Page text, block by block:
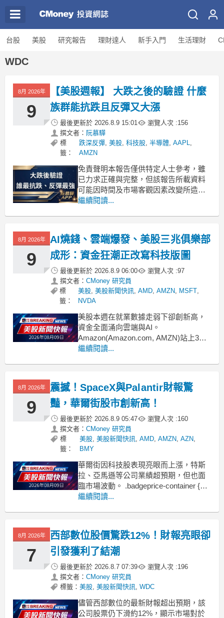
台股 美股 研究報告 理財達人 新手入門 生活理財
WDC
8月 2026年
9
【美股週報】 大跌之後的驗證 什麼
族群能抗跌且反彈又大漲
最後更新於 2026.8.9 15:01 瀏覽人次 :156
撰文者： 阮慕驊
標
籤：
跌深反彈,美股,科技股,半導體,AAPL,
AMZN
免責聲明本報告僅供特定人士參考，雖
已力求正確與完整，但該報告所載資料
可能因時間及市場客觀因素改變所造成
產業、市場或個股之相關條件改變，投
不負擔任何法律責任及做任何保證。🥇
阮慕驊【選股一路發】APP挑好股、避
風險、學觀念免費試用：
繼續閱讀...
8月 2026年
9
AI燒錢、雲端爆發、美股三兆俱樂部
成形：資金狂潮正改寫科技版圖
最後更新於 2026.8.9 06:00 瀏覽人次 :97
撰文者： CMoney 研究員
標
籤：
美股, 美股新聞快訊, AMD, AMZN, MSFT,
NVDA
美股本週在就業數據走弱下卻創新高，
資金全面涌向雲端與AI。
Amazon(Amazon.com, AMZN)站上3兆
市值、Palantir(PLTR)飆漲逾三成，
潮進入更嚴苛的「選股時代」。
.badgeprice-
繼續閱讀...
8月 2026年
9
震撼！SpaceX與Palantir財報驚
豔，華爾街股市創新高！
最後更新於 2026.8.9 05:47 瀏覽人次 :160
撰文者： CMoney 研究員
標
籤：
美股, 美股新聞快訊, AMD, AMZN, AZN,
BMY
華爾街因科技股表現亮眼而上漲，特斯
拉、亞馬遜等公司業績超預期，但也面
臨市場波動。 .badgeprice-container {
display: flex !important;
flex-wrap:
繼續閱讀...
8月 2026年
7
西部數位股價驚跌12%！財報亮眼卻
引發獲利了結潮
最後更新於 2026.8.7 07:39 瀏覽人次 :196
撰文者： CMoney 研究員
標籤： 美股, 美股新聞快訊, WDC
儘管西部數位的最新財報超出預期，該
公司股票仍下滑約12%，顯示市場對於